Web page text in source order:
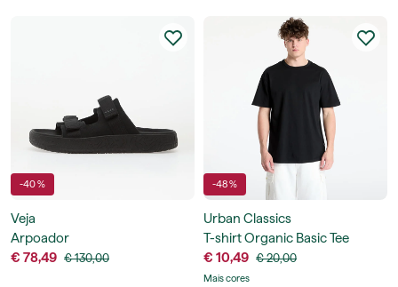
-40 %
Veja
Arpoador
€ 78,49 € 130,00
-48 %
Urban Classics
T-shirt Organic Basic Tee
€ 10,49 € 20,00
Mais cores